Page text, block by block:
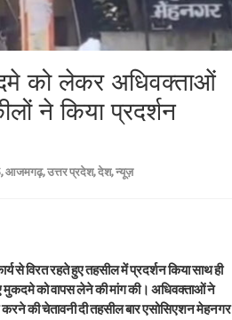
को लेकर अधिवक्ताओं
ने किया प्रदर्शन
,आजमगढ़,उत्तर प्रदेश,देश,न्यूज़
विरत रहते हुए तहसील में प्रदर्शन किया साथ ही
मुकदमे को वापस लेने की मांग की। अधिवक्ताओं ने
करने की चेतावनी दी तहसील बार एसोसिएशन मेहनगर